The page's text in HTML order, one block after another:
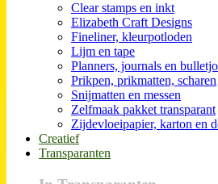
Clear stamps en inkt
Elizabeth Craft Designs
Fineliner, kleurpotloden
Lijm en tape
Planners, journals en
Prikpen, prikmatten, scharen
Snijmatten en messen
Zelfmaak pakket transparant
Zijdevloeipapier, karton en
Creatief
Transparanten